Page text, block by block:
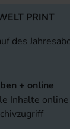
PRINT
des
+ online
Inhalte